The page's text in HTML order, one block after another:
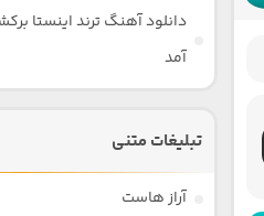
دانلود آهنگ ترند اینستا
آمد
تبلیغات متنی
آراز هاست